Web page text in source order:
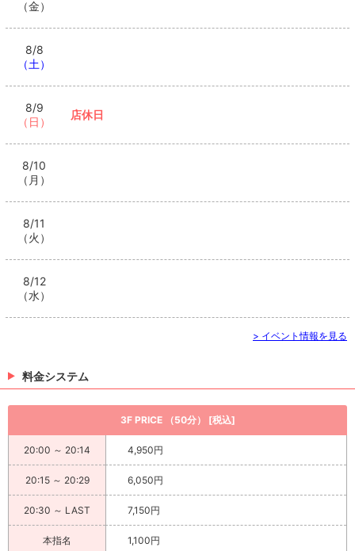
（金）
8/8
（土）
8/9
（日）
店休日
8/10
（月）
8/11
（火）
8/12
（水）
> イベント情報を見る
料金システム
3F PRICE （50分） [税込]
20:00 ～ 20:14 4,950円
20:15 ～ 20:29 6,050円
20:30 ～ LAST 7,150円
本指名 1,100円